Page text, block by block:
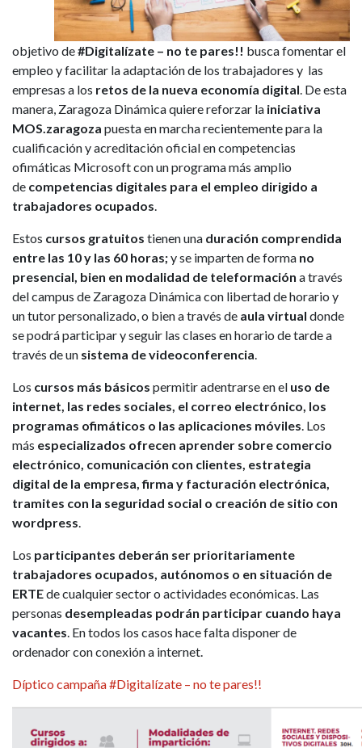
objetivo de#Digitalízate – no te pares!! busca fomentar el
empleo y facilitar la adaptación de los trabajadores y las
empresas a los retos de la nueva economía digital. De esta
manera, Zaragoza Dinámica quiere reforzar la iniciativa
MOS.zaragoza puesta en marcha recientemente para la
cualificación y acreditación oficial en competencias
ofimáticas Microsoft con un programa más amplio
de competencias digitales para el empleo dirigido a
trabajadores ocupados.
Estos cursos gratuitos tienen una duración comprendida
entre las 10 y las 60 horas;y se imparten de forma no
presencial, bien en modalidad de teleformación a través
del campus de Zaragoza Dinámica con libertad de horario y
un tutor personalizado, o bien a través de aula virtual donde
se podrá participar y seguir las clases en horario de tarde a
través de un sistema de videoconferencia.
Los cursos más básicos permitir adentrarse en el uso de
internet, las redes sociales, el correo electrónico, los
programas ofimáticos o las aplicaciones móviles. Los
más especializados ofrecen aprender sobre comercio
electrónico, comunicación con clientes, estrategia
digital de la empresa, firma y facturación electrónica,
tramites con la seguridad social o creación de sitio con
wordpress.
Los participantes deberán ser prioritariamente
trabajadores ocupados, autónomos o en situación de
ERTEde cualquier sector o actividades económicas. Las
personas desempleadas podrán participar cuando haya
vacantes. En todos los casos hace falta disponer de
ordenador con conexión a internet.
Díptico campaña #Digitalízate – no te pares!!